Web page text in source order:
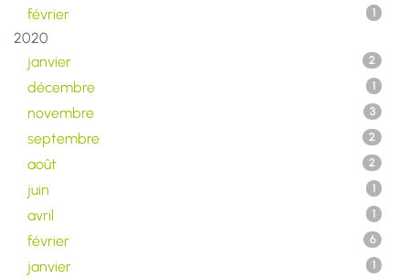
février 1
2020
janvier
2
décembre 1
novembre 3
septembre 2
août 2
juin 1
avril 1
février 6
janvier 1